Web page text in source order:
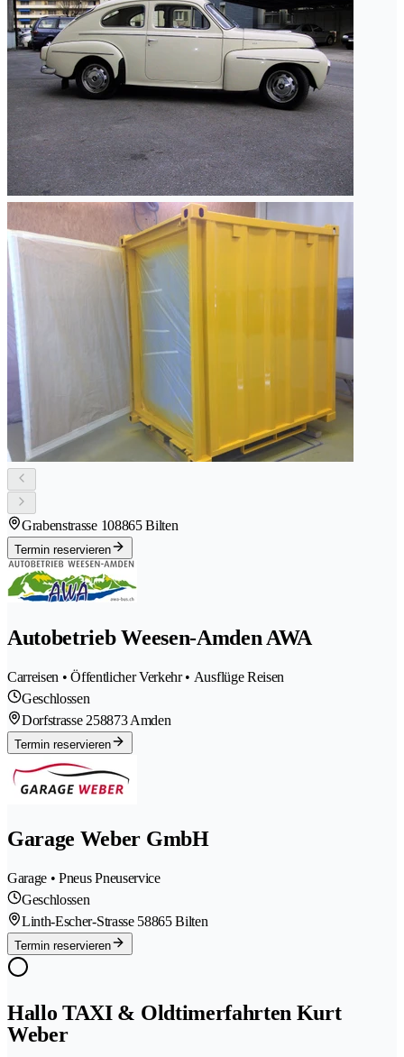
Grabenstrasse 108865 Bilten
Termin reservieren
Autobetrieb Weesen-Amden AWA
Carreisen • Öffentlicher Verkehr • Ausflüge Reisen
Geschlossen
Dorfstrasse 258873 Amden
Termin reservieren
Garage Weber GmbH
Garage • Pneus Pneuservice
Geschlossen
Linth-Escher-Strasse 58865 Bilten
Termin reservieren
Hallo TAXI & Oldtimerfahrten Kurt
Weber